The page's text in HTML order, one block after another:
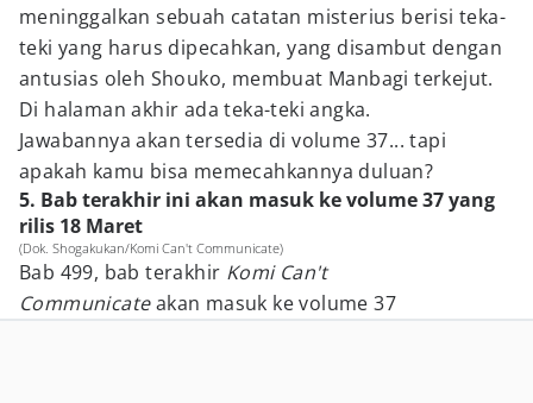
meninggalkan sebuah catatan misterius berisi teka-
teki yang harus dipecahkan, yang disambut dengan
antusias oleh Shouko, membuat Manbagi terkejut.
Di halaman akhir ada teka-teki angka.
Jawabannya akan tersedia di volume 37... tapi
apakah kamu bisa memecahkannya duluan?
5. Bab terakhir ini akan masuk ke volume 37 yang
rilis 18 Maret
(Dok. Shogakukan/Komi Can't Communicate)
Bab 499, bab terakhir Komi Can't
Communicateakan masuk ke volume 37